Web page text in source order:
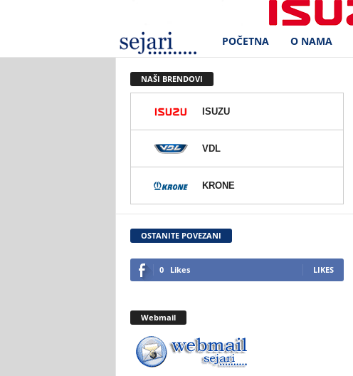
e
r
d
.
o
POČETNA O NAMA
NAŠI BRENDOVI
ISUZU
VDL
KRONE
OSTANITE POVEZANI
0 Likes LIKES
Webmail